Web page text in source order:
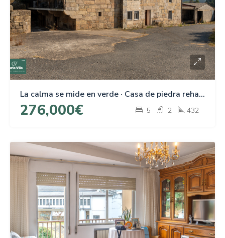
La calma se mide en verde · Casa de piedra rehabilitada en O Corgo
276,000€ 5 2 432